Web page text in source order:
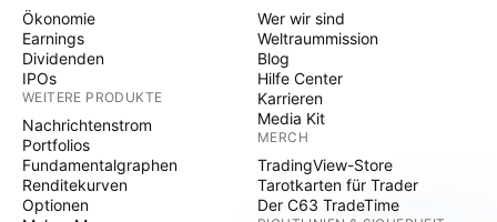
Ökonomie
Earnings
Dividenden
IPOs
WEITERE PRODUKTE
Nachrichtenstrom
Portfolios
Fundamentalgraphen
Renditekurven
Optionen
Wer wir sind
Weltraummission
Blog
Hilfe Center
Karrieren
Media Kit
MERCH
TradingView-Store
Tarotkarten für Trader
Der C63 TradeTime